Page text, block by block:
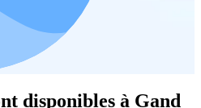
disponibles à Gand